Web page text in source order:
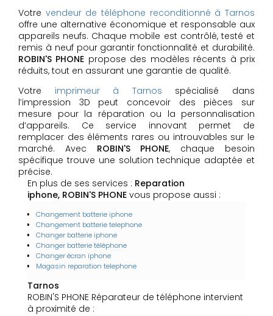
Votre vendeur de téléphone reconditionné à Tarnos
offre une alternative économique et responsable aux
appareils neufs. Chaque mobile est contrôlé, testé et
remis à neuf pour garantir fonctionnalité et durabilité.
ROBIN'S PHONE propose des modèles récents à prix
réduits, tout en assurant une garantie de qualité.
Votre imprimeur à Tarnos spécialisé dans
l’impression 3D peut concevoir des pièces sur
mesure pour la réparation ou la personnalisation
d’appareils. Ce service innovant permet de
remplacer des éléments rares ou introuvables sur le
marché. Avec ROBIN'S PHONE, chaque besoin
spécifique trouve une solution technique adaptée et
précise.
En plus de ses services : Reparation
iphone, ROBIN'S PHONE vous propose aussi :
Changement batterie iphone
Changement batterie telephone
Changer batterie iphone
Changer batterie téléphone
Changer écran iphone
Magasin reparation telephone
Tarnos
ROBIN'S PHONE Réparateur de téléphone intervient
à proximité de :